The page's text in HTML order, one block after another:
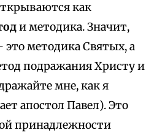
как
и методика. Значит,
методика Святых, а
подражания Христу и
мне, как я
апостол Павел). Это
принадлежности